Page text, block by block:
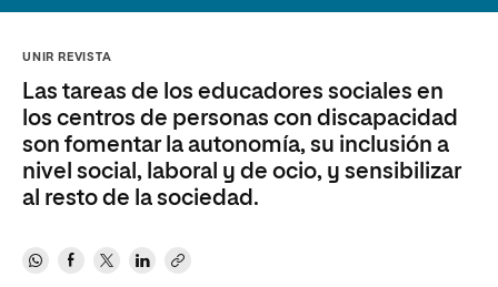
UNIR REVISTA
Las tareas de los educadores sociales en
los centros de personas con discapacidad
son fomentar la autonomía, su inclusión a
nivel social, laboral y de ocio, y sensibilizar
al resto de la sociedad.